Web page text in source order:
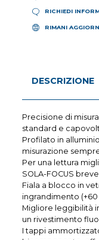
RICHIEDI
RIMANI
DESCRIZIONE
Precisione di
standard e
Profilato in
misurazione
Per una lettura
SOLA-FOCUS
Fiala a blocco in
ingrandimento
Migliore leggibilità
un rivestimento
I tappi